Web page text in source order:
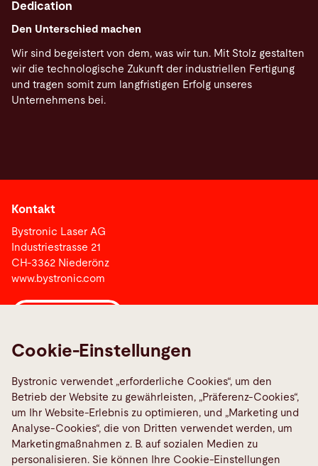
Dedication
Den Unterschied machen
Wir sind begeistert von dem, was wir tun. Mit Stolz gestalten
wir die technologische Zukunft der industriellen Fertigung
und tragen somit zum langfristigen Erfolg unseres
Unternehmens bei.
Kontakt
Bystronic Laser AG
Industriestrasse 21
CH-3362 Niederönz
www.bystronic.com
Bystronic Berufsbildung Schweiz
Social Media
Cookie-Einstellungen
Bystronic verwendet „erforderliche Cookies“, um den
Betrieb der Website zu gewährleisten, „Präferenz-Cookies“,
um Ihr Website-Erlebnis zu optimieren, und „Marketing und
Analyse-Cookies“, die von Dritten verwendet werden, um
Marketingmaßnahmen z. B. auf sozialen Medien zu
personalisieren. Sie können Ihre Cookie-Einstellungen